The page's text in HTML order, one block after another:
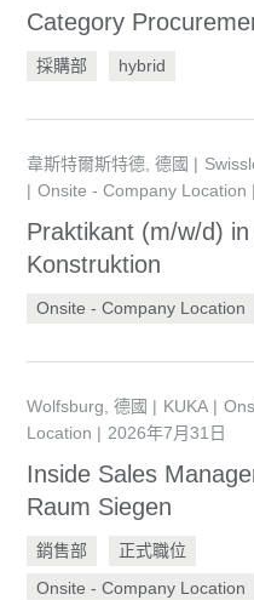
Category
採購部 hybrid
韋斯特爾斯特德, 德國
Onsite - Company Location
Praktikant (m/w/d)
Konstruktion
Onsite - Company Location
Wolfsburg, 德國 KUKA
Location
2026年7月31日
Inside Sales
Raum Siegen
銷售部
正式職位
Onsite - Company Location